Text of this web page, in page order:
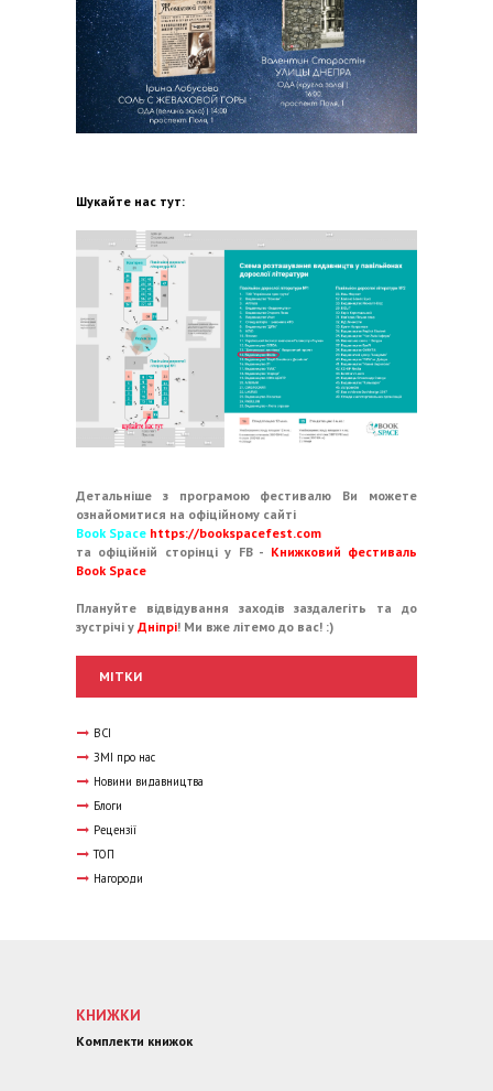
Шукайте нас тут:
Детальніше з програмою фестивалю Ви можете
ознайомитися на офіційному сайті
Book Space https://bookspacefest.com
та офіційній сторінці у FB - Книжковий фестиваль
Book Space
Плануйте відвідування заходів заздалегіть та до
зустрічі у Дніпрі! Ми вже літемо до вас! :)
МІТКИ
ВСІ
ЗМІ про нас
Новини видавництва
Блоги
Рецензії
ТОП
Нагороди
КНИЖКИ
Комплекти книжок